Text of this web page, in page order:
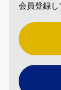
会員登録